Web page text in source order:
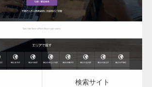
検索サイト
検索サイト
Hello world!